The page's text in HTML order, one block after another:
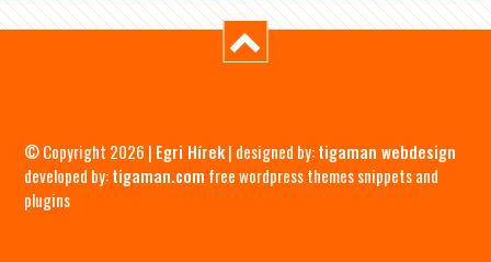
© Copyright 2026 | Egri Hírek| designed by:tigaman webdesign
developed by:tigaman.com free wordpress themes snippets and
plugins